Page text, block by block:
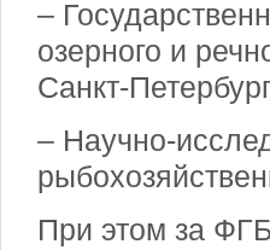
–
озерного и
Санкт-
– Научно-
При этом за